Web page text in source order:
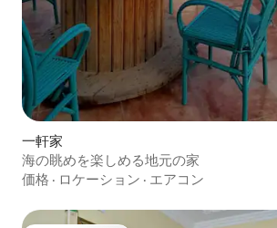
一軒家
海の眺めを楽しめる地元の家
価格 · ロケーション · エアコン